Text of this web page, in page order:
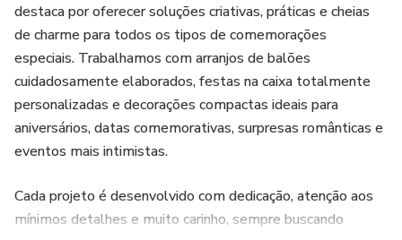
destaca por oferecer soluções criativas, práticas e cheias
de charme para todos os tipos de comemorações
especiais. Trabalhamos com arranjos de balões
cuidadosamente elaborados, festas na caixa totalmente
personalizadas e decorações compactas ideais para
aniversários, datas comemorativas, surpresas românticas e
eventos mais intimistas.
Cada projeto é desenvolvido com dedicação, atenção aos
mínimos detalhes e muito carinho, sempre buscando